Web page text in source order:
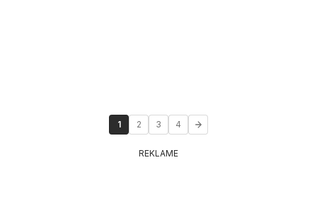
1 2 3 4
REKLAME